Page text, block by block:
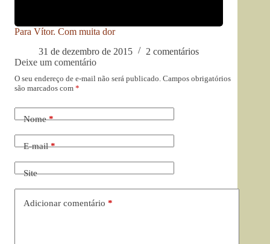
Para Vítor. Com muita dor
31 de dezembro de 2015
2 comentários
Deixe um comentário
O seu endereço de e-mail não será publicado. Campos obrigatórios
são marcados com *
Nome*
E-mail*
Site
Adicionar comentário *